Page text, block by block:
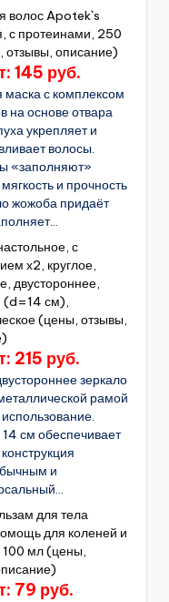
волос Apotek`s
с протеинами, 250
отзывы, описание)
145 руб.
маска с комплексом
на основе отвара
укрепляет и
волосы.
«заполняют»
и прочность
жожоба придаёт
с
х2, круглое,
двустороннее,
(d=14 см),
(цены, отзывы,
215 руб.
зеркало
рамой
см обеспечивает
и
для тела
для коленей и
100 мл (цены,
79 руб.